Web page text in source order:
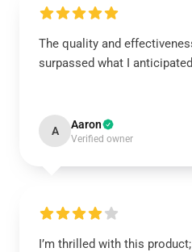
The quality and
surpassed what I
A Aaron
Verified owner
I’m thrilled with this